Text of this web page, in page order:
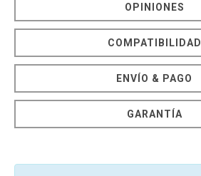
OPINIONES
COMPATIBILIDAD
ENVÍO & PAGO
GARANTÍA